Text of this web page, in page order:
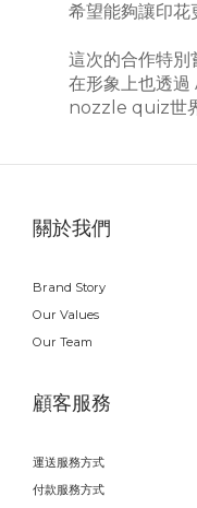
希望能夠讓印花
這次的合作特別
在形象上也透過
nozzle quiz世
關於我們
Brand Story
Our Values
Our Team
顧客服務
運送服務方式
付款服務方式